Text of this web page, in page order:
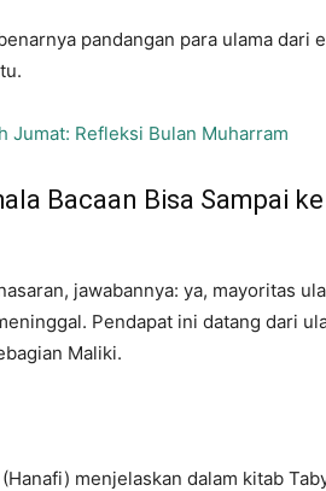
pandangan para ulama dari
Jumat: Refleksi Bulan Muharram
Bacaan Bisa Sampai
jawabannya: ya, mayoritas
Pendapat ini datang dari
Maliki.
(Hanafi) menjelaskan dalam kitab